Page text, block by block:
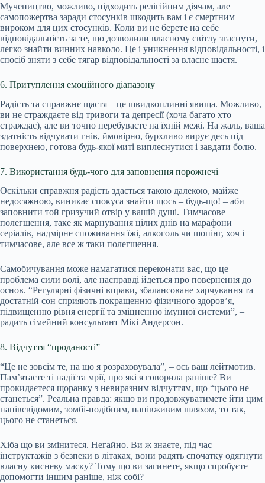
Мучеництво, можливо, підходить релігійним діячам, але
самопожертва заради стосунків шкодить вам і є смертним
вироком для цих стосунків. Коли ви не берете на себе
відповідальність за те, що дозволили власному світлу згаснути,
легко знайти винних навколо. Це і уникнення відповідальності, і
спосіб зняти з себе тягар відповідальності за власне щастя.
6. Притуплення емоційного діапазону
Радість та справжнє щастя – це швидкоплинні явища. Можливо,
ви не страждаєте від тривоги та депресії (хоча багато хто
страждає), але ви точно перебуваєте на їхній межі. На жаль, ваша
здатність відчувати гнів, ймовірно, бурхливо вирує десь під
поверхнею, готова будь-якої миті виплеснутися і завдати болю.
7. Використання будь-чого для заповнення порожнечі
Оскільки справжня радість здається такою далекою, майже
недосяжною, виникає спокуса знайти щось – будь-що! – аби
заповнити той гризучий отвір у вашій душі. Тимчасове
полегшення, таке як марнування цілих днів на марафони
серіалів, надмірне споживання їжі, алкоголь чи шопінг, хоч і
тимчасове, але все ж таки полегшення.
Самобичування може намагатися переконати вас, що це
проблема сили волі, але насправді йдеться про повернення до
основ. “Регулярні фізичні вправи, збалансоване харчування та
достатній сон сприяють покращенню фізичного здоров’я,
підвищенню рівня енергії та зміцненню імунної системи”, –
радить сімейний консультант Мікі Андерсон.
8. Відчуття “проданості”
“Це не зовсім те, на що я розраховувала”, – ось ваш лейтмотив.
Пам’ятаєте ті надії та мрії, про які я говорила раніше? Ви
прокидаєтеся щоранку з невиразним відчуттям, що “цього не
станеться”. Реальна правда: якщо ви продовжуватимете йти цим
напівсвідомим, зомбі-подібним, напівживим шляхом, то так,
цього не станеться.
Хіба що ви змінитеся. Негайно. Ви ж знаєте, під час
інструктажів з безпеки в літаках, вони радять спочатку одягнути
власну кисневу маску? Тому що ви загинете, якщо спробуєте
допомогти іншим раніше, ніж собі?